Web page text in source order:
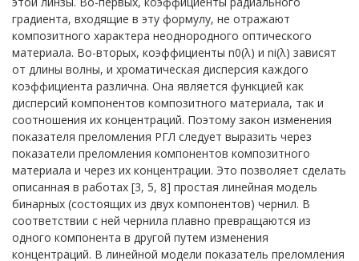
градиента, входящие в эту формулу, не отражают
композитного характера неоднородного оптического
материала. Во-вторых, коэффициенты n0(λ) и ni(λ) зависят
от длины волны, и хроматическая дисперсия каждого
коэффициента различна. Она является функцией как
дисперсий компонентов композитного материала, так и
соотношения их концентраций. Поэтому закон изменения
показателя преломления РГЛ следует выразить через
показатели преломления компонентов композитного
материала и через их концентрации. Это позволяет сделать
описанная в работах [3, 5, 8] простая линейная модель
бинарных (состоящих из двух компонентов) чернил. В
соответствии с ней чернила плавно превращаются из
одного компонента в другой путем изменения
концентраций. В линейной модели показатель преломления